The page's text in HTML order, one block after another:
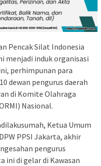
Pencak Silat Indonesia
menjadi induk organisasi
perhimpunan para
dewan pengurus daerah
di Komite Olahraga
Nasional.
Ketua Umum
PPSI Jakarta, akhir
pengurus
ini di gelar di Kawasan